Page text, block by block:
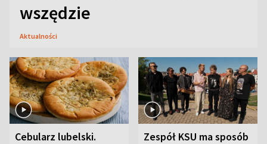
wszędzie
Aktualności
Cebularz lubelski.
Zespół KSU ma sposób